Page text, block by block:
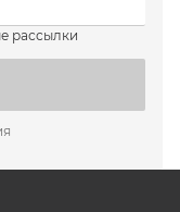
рассылки